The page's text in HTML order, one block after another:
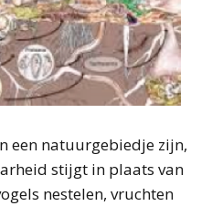
een natuurgebiedje zijn,
stijgt in plaats van
nestelen, vruchten